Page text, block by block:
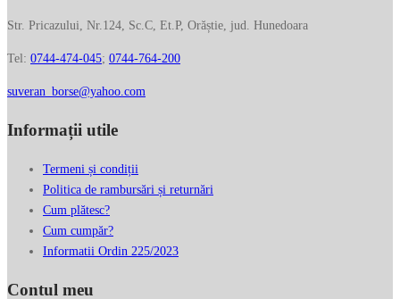
Str. Pricazului, Nr.124, Sc.C, Et.P, Orăștie, jud. Hunedoara
Tel: 0744-474-045; 0744-764-200
suveran_borse@yahoo.com
Informații utile
Termeni și condiții
Politica de rambursări și returnări
Cum plătesc?
Cum cumpăr?
Informatii Ordin 225/2023
Contul meu